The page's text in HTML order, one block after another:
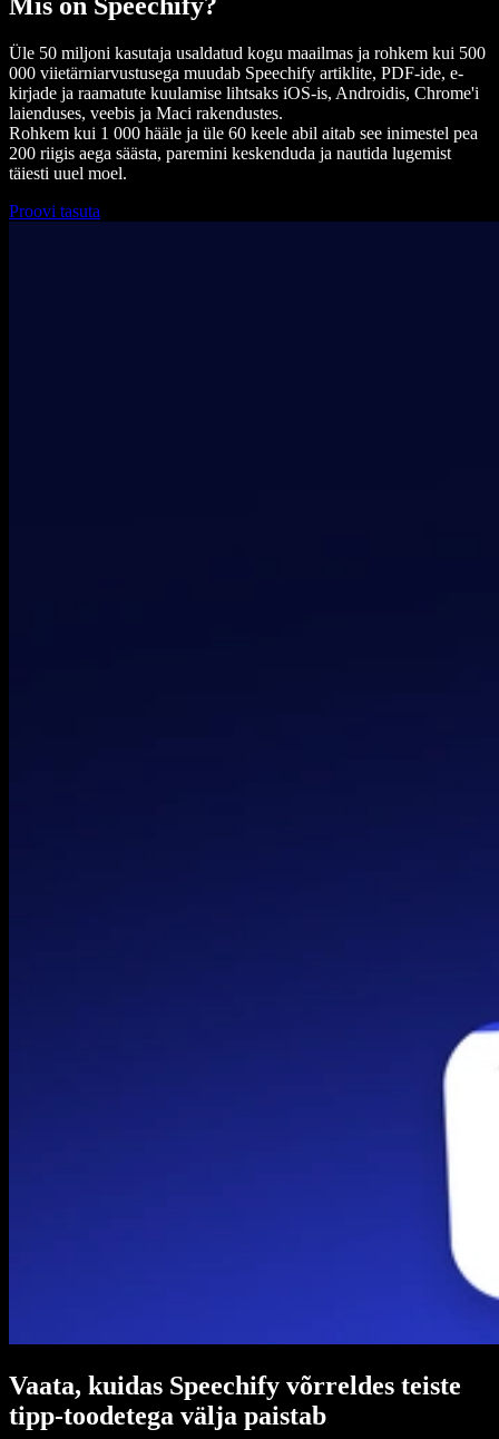
Üle 50 miljoni kasutaja usaldatud kogu maailmas ja rohkem kui 500
000 viietärniarvustusega muudab Speechify artiklite, PDF-ide, e-
kirjade ja raamatute kuulamise lihtsaks iOS-is, Androidis, Chrome'i
laienduses, veebis ja Maci rakendustes.
Rohkem kui 1 000 hääle ja üle 60 keele abil aitab see inimestel pea
200 riigis aega säästa, paremini keskenduda ja nautida lugemist
täiesti uuel moel.
Proovi tasuta
Vaata, kuidas Speechify võrreldes teiste
tipp-toodetega välja paistab